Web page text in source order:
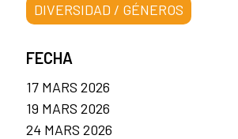
DIVERSIDAD / GÉNEROS
FECHA
17 MARS 2026
19 MARS 2026
24 MARS 2026